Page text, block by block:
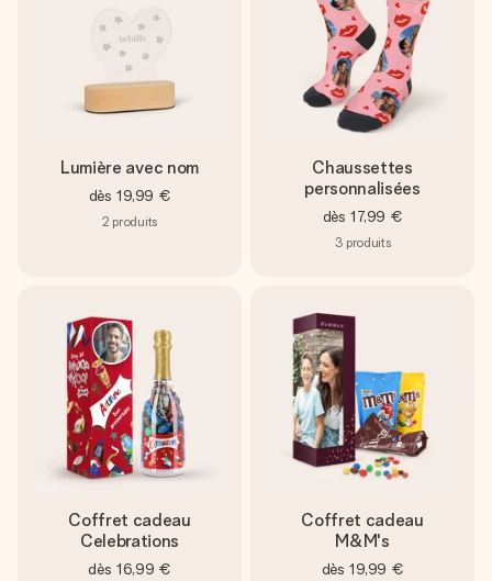
Lumière avec nom
dès 19,99 €
2 produits
Chaussettes
personnalisées
dès 17,99 €
3 produits
Coffret cadeau
Celebrations
dès 16,99 €
Coffret cadeau
M&M's
dès 19,99 €